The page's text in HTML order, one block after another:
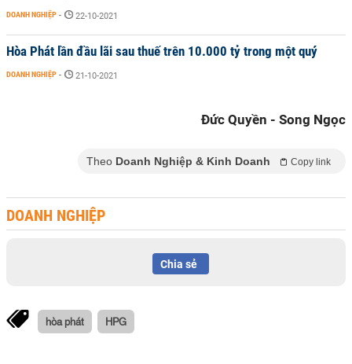
DOANH NGHIỆP - 22-10-2021
Hòa Phát lần đầu lãi sau thuế trên 10.000 tỷ trong một quý
DOANH NGHIỆP - 21-10-2021
Đức Quyền - Song Ngọc
Theo Doanh Nghiệp & Kinh Doanh Copy link
DOANH NGHIỆP
Chia sẻ
hòa phát HPG